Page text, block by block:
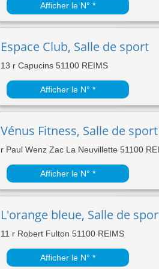
Afficher le N° *
Espace Club, Salle de sport
13 r Capucins 51100 REIMS
Afficher le N° *
Vénus Fitness, Salle de sport
r Paul Wenz Zac La Neuvillette 51100
Afficher le N° *
L'orange bleue, Salle de
11 r Robert Fulton 51100 REIMS
Afficher le N° *